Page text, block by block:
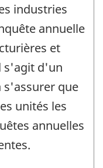
industries
annuelle
et
s'agit d'un
s'assurer que
unités les
annuelles